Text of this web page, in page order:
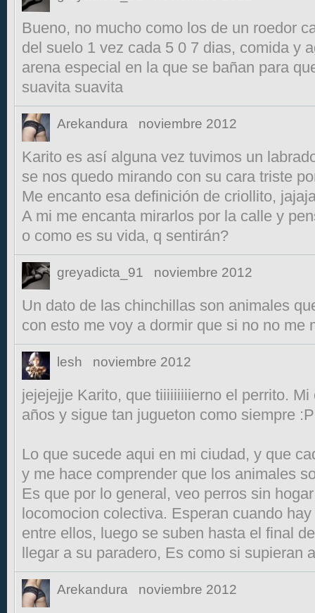
Bueno, no mucho como los de un roedor
del suelo 1 vez cada 5 0 7 dias, comida y
arena especial en la que se bañan para
suavita suavita
Arekandura noviembre 2012
Karito es así alguna vez tuvimos un
se nos quedo mirando con su cara triste
Me encanto esa definición de criollito,
A mi me encanta mirarlos por la calle y
o como es su vida, q sentirán?
greyadicta_91 noviembre 2012
Un dato de las chinchillas son animales
con esto me voy a dormir que si no no me
lesh noviembre 2012
jejejejje Karito, que tiiiiiiiiierno el perrito.
años y sigue tan jugueton como siempre :P
Lo que sucede aqui en mi ciudad, y que
y me hace comprender que los animales
Es que por lo general, veo perros sin
locomocion colectiva. Esperan cuando
entre ellos, luego se suben hasta el final
llegar a su paradero, Es como si supieran
Arekandura noviembre 2012